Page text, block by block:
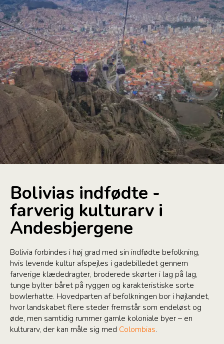
Bolivias indfødte -
farverig kulturarv i
Andesbjergene
Bolivia forbindes i høj grad med sin indfødte befolkning,
hvis levende kultur afspejles i gadebilledet gennem
farverige klædedragter, broderede skørter i lag på lag,
tunge bylter båret på ryggen og karakteristiske sorte
bowlerhatte. Hovedparten af befolkningen bor i højlandet,
hvor landskabet flere steder fremstår som endeløst og
øde, men samtidig rummer gamle koloniale byer – en
kulturarv, der kan måle sig med Colombias.